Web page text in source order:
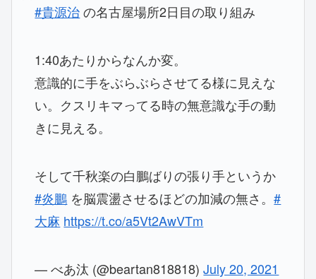
#貴源治の名古屋場所2日目の取り組み
1:40あたりからなんか変。
意識的に手をぶらぶらさせてる様に見えな
い。クスリキマってる時の無意識な手の動
きに見える。
そして千秋楽の白鵬ばりの張り手というか
#炎鵬 を脳震盪させるほどの加減の無さ。#
大麻 https://t.co/a5Vt2AwVTm
— べあ汰 (@beartan818818)July 20, 2021